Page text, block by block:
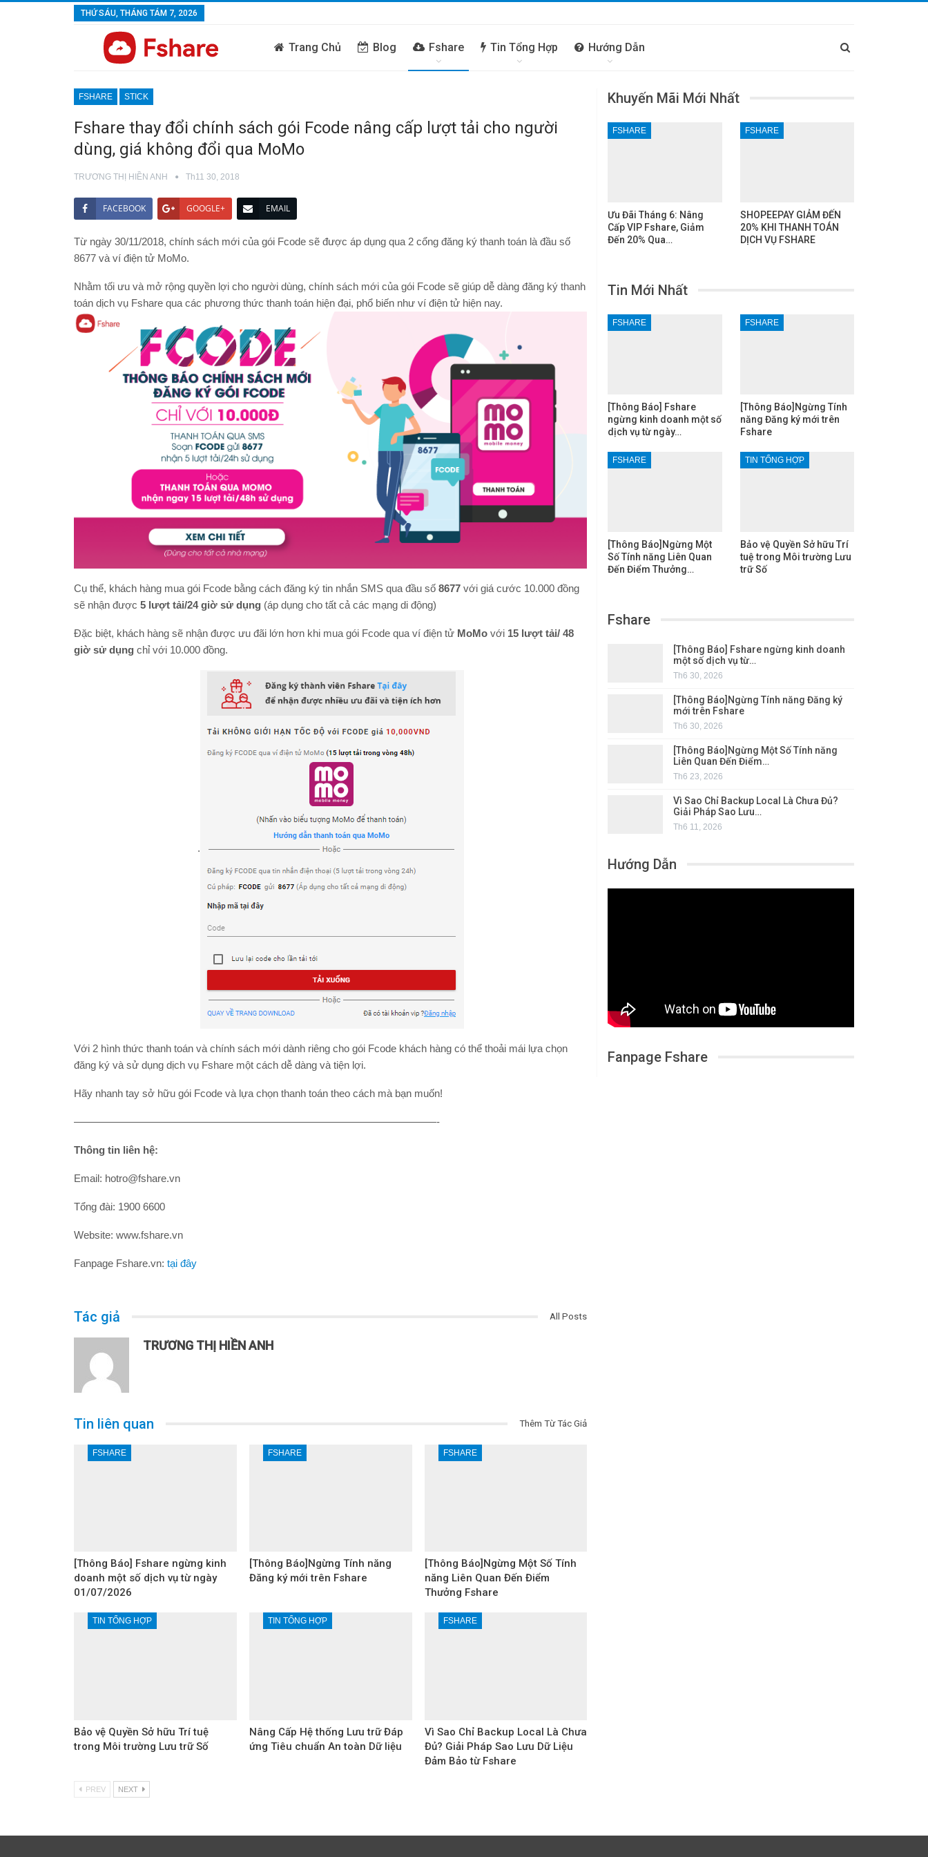
THỨ SÁU, THÁNG TÁM 7, 2026
Trang Chủ Blog Fshare Tin Tổng Hợp Hướng Dẫn
FSHARE STICK
Fshare thay đổi chính sách gói Fcode nâng cấp lượt tải cho người
dùng, giá không đổi qua MoMo
TRƯƠNG THỊ HIỀN ANH Th11 30, 2018
FACEBOOK GOOGLE+ EMAIL
Từ ngày 30/11/2018, chính sách mới của gói Fcode sẽ được áp dụng qua 2 cổng đăng ký thanh toán là đầu số
8677 và ví điện tử MoMo.
Nhằm tối ưu và mở rộng quyền lợi cho người dùng, chính sách mới của gói Fcode sẽ giúp dễ dàng đăng ký thanh
toán dịch vụ Fshare qua các phương thức thanh toán hiện đại, phổ biến như ví điện tử hiện nay.
Cụ thể, khách hàng mua gói Fcode bằng cách đăng ký tin nhắn SMS qua đầu số 8677 với giá cước 10.000 đồng
sẽ nhận được 5 lượt tải/24 giờ sử dụng (áp dụng cho tất cả các mạng di động)
Đặc biệt, khách hàng sẽ nhận được ưu đãi lớn hơn khi mua gói Fcode qua ví điện tử MoMo với 15 lượt tải/ 48
giờ sử dụng chỉ với 10.000 đồng.
.
Với 2 hình thức thanh toán và chính sách mới dành riêng cho gói Fcode khách hàng có thể thoải mái lựa chọn
đăng ký và sử dụng dịch vụ Fshare một cách dễ dàng và tiện lợi.
Hãy nhanh tay sở hữu gói Fcode và lựa chọn thanh toán theo cách mà bạn muốn!
———————————————————————————————————-
Thông tin liên hệ:
Email: hotro@fshare.vn
Tổng đài: 1900 6600
Website: www.fshare.vn
Fanpage Fshare.vn: tại đây
Tác giả All Posts
TRƯƠNG THỊ HIỀN ANH
Tin liên quan Thêm Từ Tác Giả
FSHARE
[Thông Báo] Fshare ngừng kinh
doanh một số dịch vụ từ ngày
01/07/2026
FSHARE
[Thông Báo]Ngừng Tính năng
Đăng ký mới trên Fshare
FSHARE
[Thông Báo]Ngừng Một Số Tính
năng Liên Quan Đến Điểm
Thưởng Fshare
TIN TỔNG HỢP
Bảo vệ Quyền Sở hữu Trí tuệ
trong Môi trường Lưu trữ Số
TIN TỔNG HỢP
Nâng Cấp Hệ thống Lưu trữ Đáp
ứng Tiêu chuẩn An toàn Dữ liệu
FSHARE
Vì Sao Chỉ Backup Local Là Chưa
Đủ? Giải Pháp Sao Lưu Dữ Liệu
Đảm Bảo từ Fshare
PREV NEXT
Khuyến Mãi Mới Nhất
FSHARE
Ưu Đãi Tháng 6: Nâng
Cấp VIP Fshare, Giảm
Đến 20% Qua…
FSHARE
SHOPEEPAY GIẢM ĐẾN
20% KHI THANH TOÁN
DỊCH VỤ FSHARE
Tin Mới Nhất
FSHARE
[Thông Báo] Fshare
ngừng kinh doanh một số
dịch vụ từ ngày…
FSHARE
[Thông Báo]Ngừng Tính
năng Đăng ký mới trên
Fshare
FSHARE
[Thông Báo]Ngừng Một
Số Tính năng Liên Quan
Đến Điểm Thưởng…
TIN TỔNG HỢP
Bảo vệ Quyền Sở hữu Trí
tuệ trong Môi trường Lưu
trữ Số
Fshare
[Thông Báo] Fshare ngừng kinh doanh
một số dịch vụ từ…
Th6 30, 2026
[Thông Báo]Ngừng Tính năng Đăng ký
mới trên Fshare
Th6 30, 2026
[Thông Báo]Ngừng Một Số Tính năng
Liên Quan Đến Điểm…
Th6 23, 2026
Vì Sao Chỉ Backup Local Là Chưa Đủ?
Giải Pháp Sao Lưu…
Th6 11, 2026
Hướng Dẫn
Fanpage Fshare